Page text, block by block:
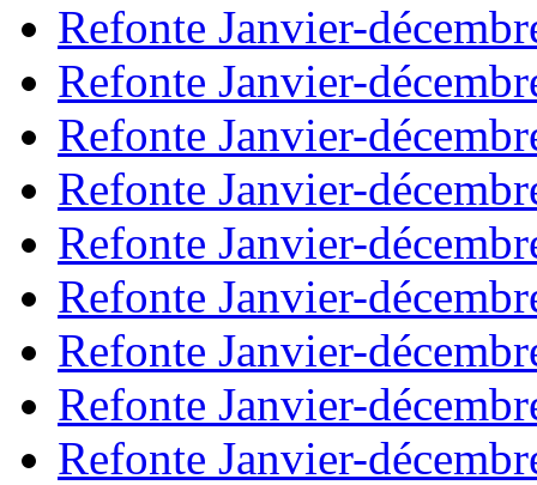
Refonte Janvier-
Refonte Janvier-
Refonte Janvier-
Refonte Janvier-
Refonte Janvier-
Refonte Janvier-
Refonte Janvier-
Refonte Janvier-
Refonte Janvier-